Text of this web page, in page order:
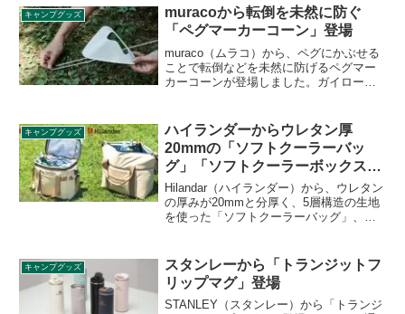
から販売開始されます。詳細をレビュー
します。
キャンプグッズ
muracoから転倒を未然に防ぐ
「ペグマーカーコーン」登場
muraco（ムラコ）から、ペグにかぶせる
ことで転倒などを未然に防げるペグマー
カーコーンが登場しました。ガイロープ
ないでしょうか。詳細をレビューしま
す。
キャンプグッズ
ハイランダーからウレタン厚
20mmの「ソフトクーラーバッ
グ」「ソフトクーラーボックス
2」登場
Hilandar（ハイランダー）から、ウレタン
の厚みが20mmと分厚く、5層構造の生地
を使った「ソフトクーラーバッグ」、
クーラーバッグです。詳細をレビューし
ます。
キャンプグッズ
スタンレーから「トランジットフ
リップマグ」登場
STANLEY（スタンレー）から「トランジ